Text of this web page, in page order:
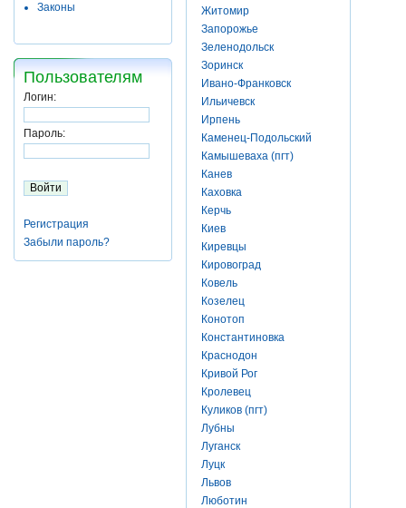
Законы
Пользователям
Логин:
Пароль:
Регистрация
Забыли пароль?
Житомир
Запорожье
Зеленодольск
Зоринск
Ивано-Франковск
Ильичевск
Ирпень
Каменец-Подольский
Камышеваха (пгт)
Канев
Каховка
Керчь
Киев
Киревцы
Кировоград
Ковель
Козелец
Конотоп
Константиновка
Краснодон
Кривой Рог
Кролевец
Куликов (пгт)
Лубны
Луганск
Луцк
Львов
Люботин